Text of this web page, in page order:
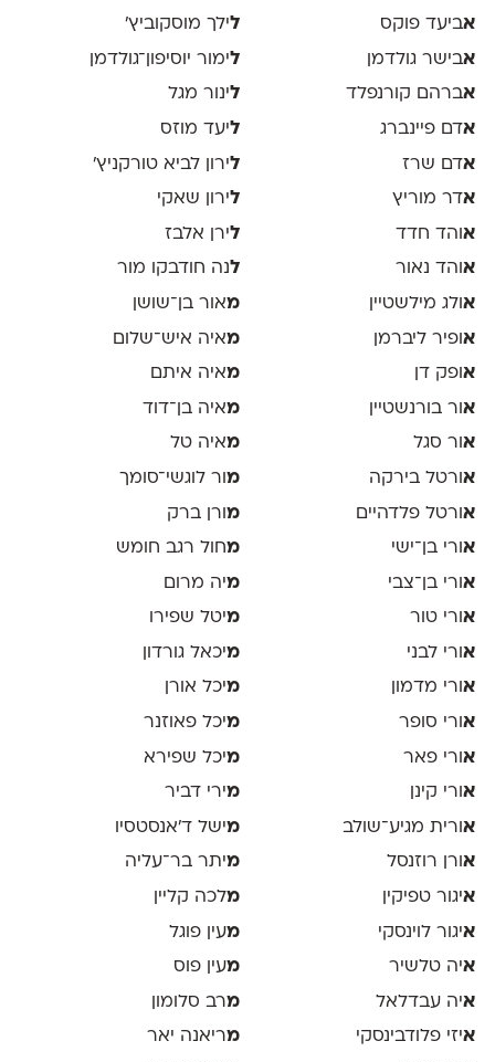
אביעד פוקס
אבישר גולדמן
אברהם קורנפלד
אדם פיינברג
אדם שרז
אדר מוריץ
אוהד חדד
אוהד נאור
אולג מילשטיין
אופיר ליברמן
אופק דן
אור בורנשטיין
אור סגל
אורטל בירקה
אורטל פלדהיים
אורי בן־ישי
אורי בן־צבי
אורי טור
אורי לבני
אורי מדמון
אורי סופר
אורי פאר
אורי קינן
אורית מגיע־שולב
אורן רוזנסל
איגור טפיקין
איגור לוינסקי
איה טלשיר
איה עבדלאל
איזי פלודבינסקי
לילך מוסקוביץ'
לימור יוסיפון־גולדמן
לינור מגל
ליעד מוזס
לירון לביא טורקניץ׳
לירון שאקי
לירן אלבז
לנה חודבקו מור
מאור בן־שושן
מאיה איש־שלום
מאיה איתם
מאיה בן־דוד
מאיה טל
מ ור לוגשי־סומך
מורן ברק
מחול רגב חומש
מיה מרום
מיטל שפירו
מיכאל גורדון
מיכל אורן
מיכל פאוזנר
מיכל שפירא
מירי דביר
מישל ד׳אנסטסיו
מיתר בר־עליה
מלכה קליין
מעין פוגל
מעין פוס
מרב סלומון
מריאנה יאר